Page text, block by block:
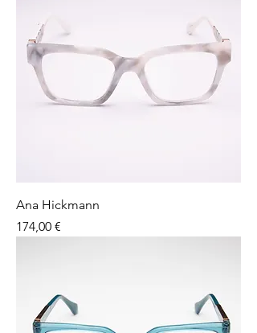
Ana Hickmann
Preço
174,00 €